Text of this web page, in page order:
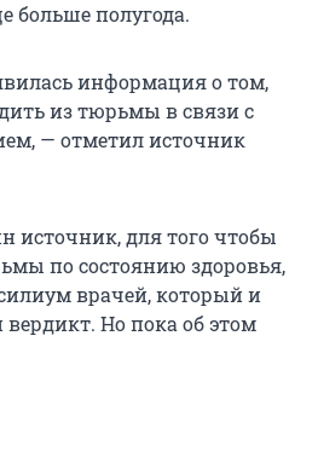
больше полугода.
информация о том,
из тюрьмы в связи с
— отметил источник
источник, для того чтобы
по состоянию здоровья,
врачей, который и
Но пока об этом